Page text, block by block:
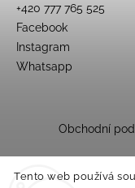
Tento web používá
+420 777 765 525
Facebook
Instagram
Whatsapp
Obchodní